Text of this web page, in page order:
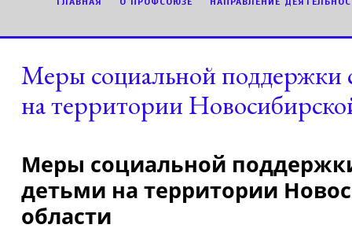
Меры социальной поддержки
на территории
Меры социальной
детьми на территории
области